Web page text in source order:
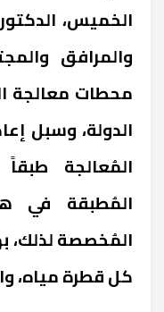
الخميس،
والمرافق
محطات معالجة
الدولة، وسبل
المُعالجة طبقاً
المُطبقة في
المُخصصة لذلك،
كل قطرة مياه،